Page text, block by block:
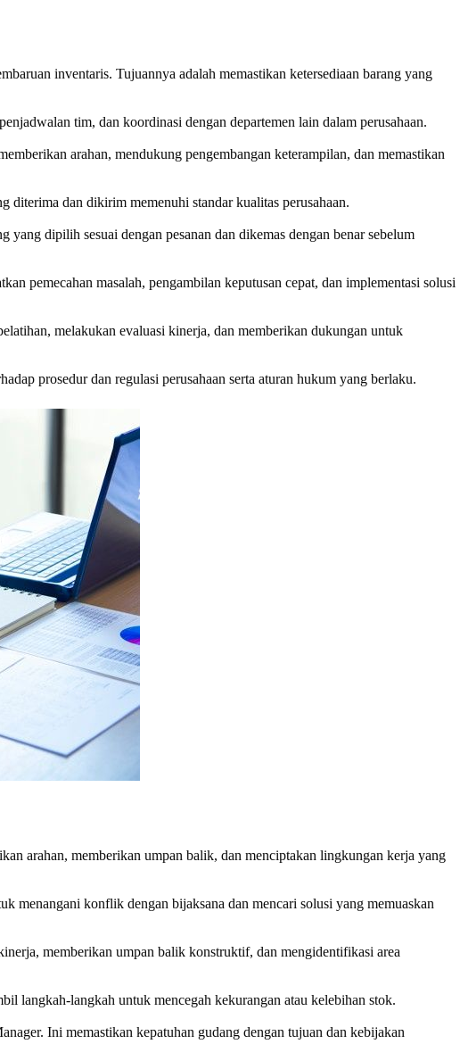
inventaris. Tujuannya adalah memastikan ketersediaan barang yang
tim, dan koordinasi dengan departemen lain dalam perusahaan.
arahan, mendukung pengembangan keterampilan, dan memastikan
diterima dan dikirim memenuhi standar kualitas perusahaan.
yang dipilih sesuai dengan pesanan dan dikemas dengan benar sebelum
pemecahan masalah, pengambilan keputusan cepat, dan implementasi solusi
melakukan evaluasi kinerja, dan memberikan dukungan untuk
prosedur dan regulasi perusahaan serta aturan hukum yang berlaku.
arahan, memberikan umpan balik, dan menciptakan lingkungan kerja yang
menangani konflik dengan bijaksana dan mencari solusi yang memuaskan
memberikan umpan balik konstruktif, dan mengidentifikasi area
langkah-langkah untuk mencegah kekurangan atau kelebihan stok.
Ini memastikan kepatuhan gudang dengan tujuan dan kebijakan